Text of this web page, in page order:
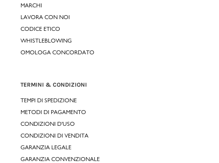
MARCHI
LAVORA CON NOI
CODICE ETICO
WHISTLEBLOWING
OMOLOGA CONCORDATO
TERMINI & CONDIZIONI
TEMPI DI SPEDIZIONE
METODI DI PAGAMENTO
CONDIZIONI D'USO
CONDIZIONI DI VENDITA
GARANZIA LEGALE
GARANZIA CONVENZIONALE